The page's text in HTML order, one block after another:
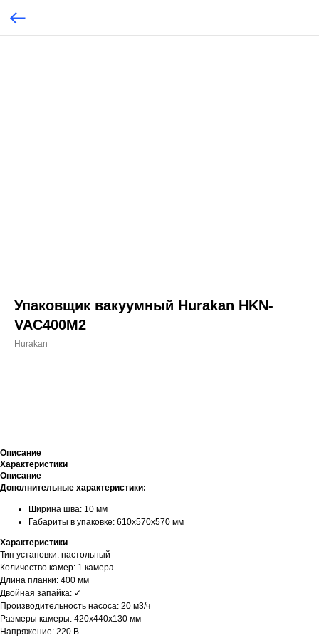
Упаковщик вакуумный Hurakan HKN-
VAC400M2
Hurakan
Описание
Характеристики
Описание
Дополнительные характеристики:
Ширина шва: 10 мм
Габариты в упаковке: 610х570х570 мм
Характеристики
Тип установки: настольный
Количество камер: 1 камера
Длина планки: 400 мм
Двойная запайка: ✓
Производительность насоса: 20 м3/ч
Размеры камеры: 420х440х130 мм
Напряжение: 220 В